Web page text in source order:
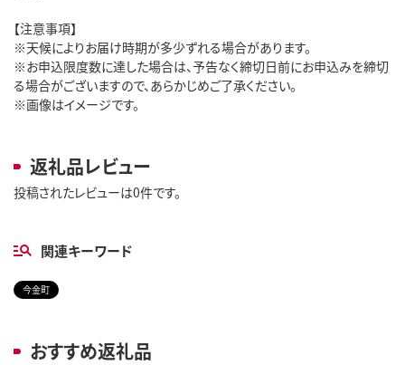
【注意事項】
※天候によりお届け時期が多少ずれる場合があります。
※お申込限度数に達した場合は、予告なく締切日前にお申込みを締切
る場合がございますので、あらかじめご了承ください。
※画像はイメージです。
返礼品レビュー
投稿されたレビューは0件です。
関連キーワード
今金町
おすすめ返礼品